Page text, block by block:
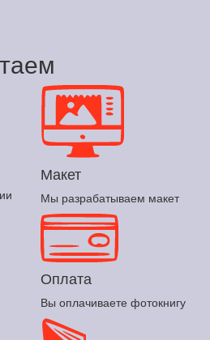
Макет
Мы разрабатываем макет
Оплата
Вы оплачиваете фотокнигу